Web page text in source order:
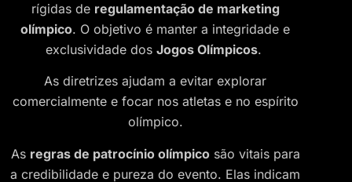
rígidas de regulamentação de marketing
olímpico. O objetivo é manter a integridade e
exclusividade dos Jogos Olímpicos.
As diretrizes ajudam a evitar explorar
comercialmente e focar nos atletas e no espírito
olímpico.
As regras de patrocínio olímpicosão vitais para
a credibilidade e pureza do evento. Elas indicam